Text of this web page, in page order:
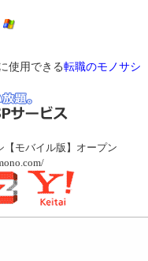
使用できる転職のモノサシ
【モバイル版】オープン